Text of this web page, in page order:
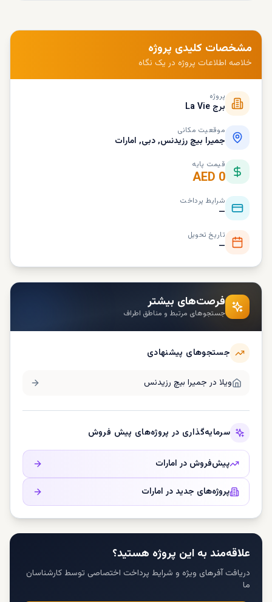
مشخصات کلیدی پروژه
خلاصه اطلاعات پروژه در یک نگاه
پروژه
برج La Vie
موقعیت مکانی
جمیرا بیچ رزیدنس, دبی, امارات
قیمت پایه
AED 0
شرایط پرداخت
—
تاریخ تحویل
—
فرصت‌های بیشتر
جستجوهای مرتبط و مناطق اطراف
جستجوهای پیشنهادی
ویلا در جمیرا بیچ رزیدنس
سرمایه‌گذاری در پروژه‌های پیش فروش
پیش‌فروش در امارات
پروژه‌های جدید در امارات
علاقه‌مند به این پروژه هستید؟
دریافت آفرهای ویژه و شرایط پرداخت اختصاصی توسط کارشناسان
ما